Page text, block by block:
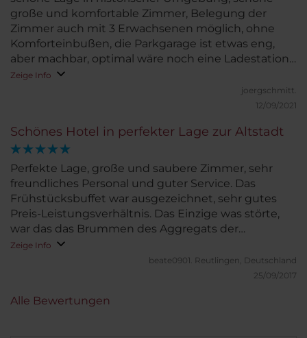
große und komfortable Zimmer, Belegung der
Zimmer auch mit 3 Erwachsenen möglich, ohne
Komforteinbußen, die Parkgarage ist etwas eng,
aber machbar, optimal wäre noch eine Ladestation
für e-Fahrzeuge
Zeige Info
joergschmitt.
12/09/2021
Schönes Hotel in perfekter Lage zur Altstadt
Perfekte Lage, große und saubere Zimmer, sehr
freundliches Personal und guter Service. Das
Frühstücksbuffet war ausgezeichnet, sehr gutes
Preis-Leistungsverhältnis. Das Einzige was störte,
war das das Brummen des Aggregats der
Klimaanlage bei den Zimmern zum Innenhof
Zeige Info
beate0901. Reutlingen, Deutschland
25/09/2017
Alle Bewertungen